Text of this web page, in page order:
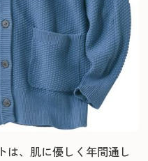
は、肌に優しく年間通し